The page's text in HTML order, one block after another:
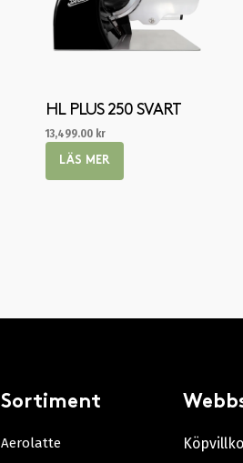
HL PLUS 250 SVART
13,499.00 kr
LÄS MER
Sortiment
Aerolatte